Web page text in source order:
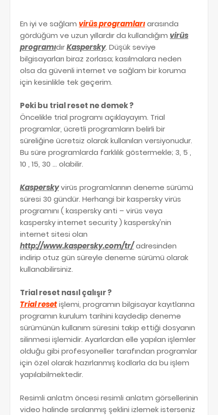
En iyi ve sağlam virüs programlarıarasında
gördüğüm ve uzun yıllardır da kullandığım virüs
programıdırKaspersky. Düşük seviye
bilgisayarları biraz zorlasa; kasılmalara neden
olsa da güvenli internet ve sağlam bir koruma
için kesinlikle tek geçerim.
Peki bu trial reset ne demek ?
Öncelikle trial programı açıklayayım. Trial
programlar, ücretli programların belirli bir
süreliğine ücretsiz olarak kullanılan versiyonudur.
Bu süre programlarda farklılık göstermekle; 3, 5 ,
10 , 15, 30 ... olabilir.
Kasperskyvirüs programlarının deneme sürümü
süresi 30 gündür. Herhangi bir kaspersky virüs
programını ( kaspersky anti – virüs veya
kaspersky internet security ) kaspersky'nin
internet sitesi olan
http://www.kaspersky.com/tr/adresinden
indirip otuz gün süreyle deneme sürümü olarak
kullanabilirsiniz.
Trial reset nasıl çalışır ?
Trial resetişlemi, programın bilgisayar kayıtlarına
programın kurulum tarihini kaydedip deneme
sürümünün kullanım süresini takip ettiği dosyanın
silinmesi işlemidir. Ayarlardan elle yapılan işlemler
olduğu gibi profesyoneller tarafından programlar
için özel olarak hazırlanmış kodlarla da bu işlem
yapılabilmektedir.
Resimli anlatm öncesi resimli anlatım görsellerinin
video halinde sıralanmış şeklini izlemek isterseniz